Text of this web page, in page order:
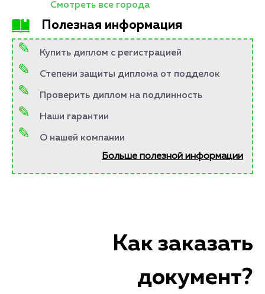
Смотреть все города
Полезная информация
Купить диплом с регистрацией
Степени защиты диплома от подделок
Проверить диплом на подлинность
Наши гарантии
О нашей компании
Больше полезной информации
Как заказать
документ?